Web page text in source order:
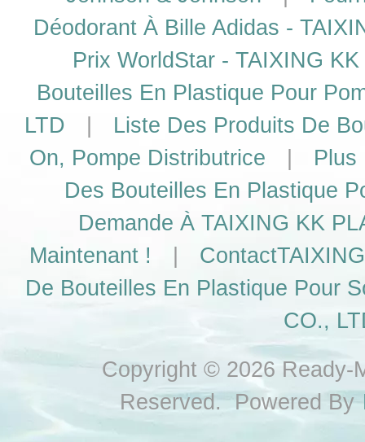
Déodorant À Bille Adidas -
Prix WorldStar - TAIXING
Bouteilles En Plastique Pour
LTD
Liste Des Produits De
On, Pompe Distributrice
Plus
Des Bouteilles En Plastique
Demande À TAIXING KK
Maintenant !
De Bouteilles En Plastique Pour
CO.,
Copyright © 2026 Ready-
Reserved. Powered By